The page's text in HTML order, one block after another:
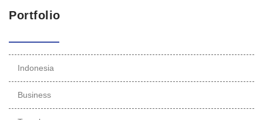
Portfolio
Indonesia
Business